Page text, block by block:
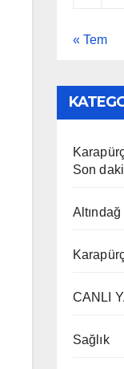
« Tem
Son
CANLI
Sağlık